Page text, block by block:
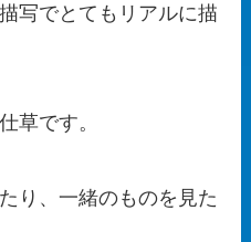
写でとてもリアルに描
草です。
り、一緒のものを見た